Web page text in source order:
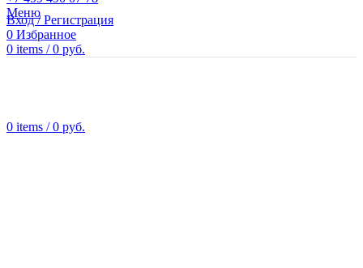
Меню
0 items / 0 руб.
Вход / Регистрация
0 Избранное
0 items / 0 руб.